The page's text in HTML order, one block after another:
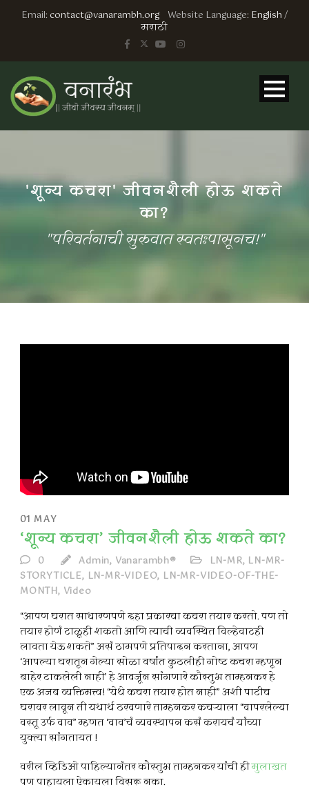
Email:contact@vanarambh.org Website Language: English/
मराठी
'शून्य कचरा' जीवनशैली होऊ शकते
का?
"परिवर्तनाची सुरुवात स्वतःपासूनच!"
01 MAY
‘शून्य कचरा’ जीवनशैली होऊ शकते का?
0 Admin, Vanarambh® LN-MR, LN-MR-
STORYTICLE, LN-MR-VIDEO, LN-MR-VIDEO-OF-THE-
MONTH, Video
“आपण घरात साधारणपणे दहा प्रकारचा कचरा तयार करतो. पण तो
तयार होणं टाळूही शकतो आणि त्याची व्यवस्थित विल्हेवाटही
लावता येऊ शकते” असं ठामपणे प्रतिपादन करताना, आपण
‘आपल्या घरातून गेल्या सोळा वर्षांत कुठलीही गोष्ट कचरा म्हणून
बाहेर टाकलेली नाही’ हे आवर्जून सांगणारे कौस्तुभ ताम्हनकर हे
एक अजब व्यक्तिमत्त्व! “येथे कचरा तयार होत नाही” अशी पाटीच
घरावर लावून ती यथार्थ ठरवणारे ताम्हनकर कचऱ्याला “वापरलेल्या
वस्तू उर्फ वाव” म्हणत ‘वाव’चं व्यवस्थापन कसं करायचं यांच्या
युक्त्या सांगतायत !
वरील व्हिडिओ पाहिल्यानंतर कौस्तुभ ताम्हनकर यांची हीमुलाखत
पण पाहायला ऐकायला विसरू नका.